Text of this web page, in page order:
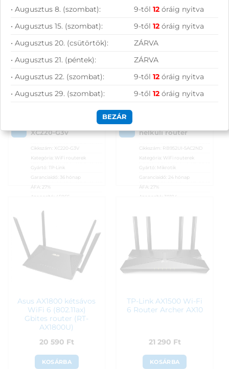
Wireless VoIP GPON
Router XC220-G3v
KOSÁRBA
Rendelésre
XC220-G3v
Cikkszám: XC220-G3V
Kategória: WiFi routerek
Gyártó:
TP-Link
Garanciaidő:
36 hónap
ÁFA:
27%
Azonosító:
45866
19 490
RB952Ui-5ac2nD
Dual-band vezeték
nélküli router
KOSÁRBA
Rendelésre
KOSÁRBA
nélküli router
Cikkszám: RB952UI-5AC2ND
Kategória: WiFi routerek
Gyártó: Mikrotik
Garanciaidő:
24 hónap
ÁFA:
27%
Azonosító:
30184
Asus AX1800 kétsávos
WiFi 6 (802.11ax)
Gbites router (RT-
AX1800U)
20 590 Ft
KOSÁRBA
TP-Link AX1500 Wi-Fi
6 Router Archer AX10
21 290 Ft
KOSÁRBA
• Augusztus 8. (szombat): 9-től12 óráig nyitva
• Augusztus 15. (szombat):
9-től12 óráig nyitva
• Augusztus 20. (csütörtök):
ZÁRVA
• Augusztus 21. (péntek):
ZÁRVA
• Augusztus 22. (szombat):
9-től12 óráig nyitva
• Augusztus 29. (szombat):
9-től12 óráig nyitva
BEZÁR